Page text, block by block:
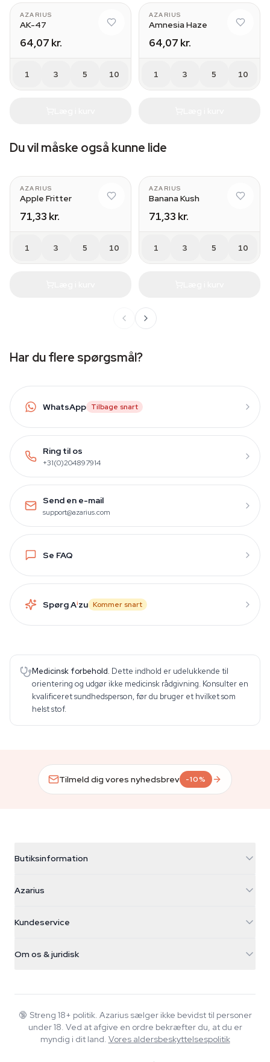
AZARIUS
AK-47
64,07 kr.
1 3 5 10
AZARIUS
Amnesia Haze
64,07 kr.
1 3 5 10
Du vil måske også kunne lide
AZARIUS
Apple Fritter
71,33 kr.
1 3 5 10
AZARIUS
Banana Kush
71,33 kr.
1 3 5 10
Har du flere spørgsmål?
WhatsApp Tilbage snart
Ring til os
+31(0)204897914
Send en e-mail
support@azarius.com
Se FAQ
Spørg Aizu Kommer snart
Medicinsk forbehold. Dette indhold er udelukkende til
orientering og udgør ikke medicinsk rådgivning. Konsulter en
kvalificeret sundhedsperson, før du bruger et hvilket som
helst stof.
Tilmeld dig vores nyhedsbrev -10%
Butiksinformation
Galvaniweg 11
Nederland
+31(0)204897914
Azarius
Smokeshop
Kundeservice
Returpolitik
FAQ
Privatlivspolitik
Om os & juridisk
Wiki
Blog
Skribenter
🔞 Streng 18+ politik. Azarius sælger ikke bevidst til personer
under 18. Ved at afgive en ordre bekræfter du, at du er
myndig i dit land. Vores aldersbeskyttelsespolitik